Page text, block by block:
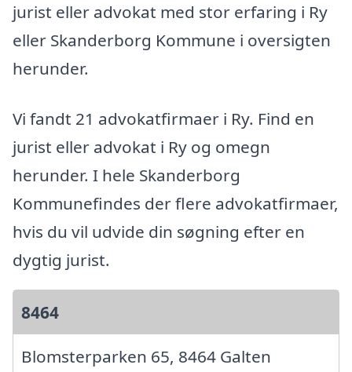
jurist eller advokat med stor erfaring i Ry
eller Skanderborg Kommune i oversigten
herunder.
Vi fandt 21 advokatfirmaer i Ry. Find en
jurist eller advokat i Ry og omegn
herunder. I hele Skanderborg
Kommunefindes der flere advokatfirmaer,
hvis du vil udvide din søgning efter en
dygtig jurist.
8464
Blomsterparken 65, 8464 Galten